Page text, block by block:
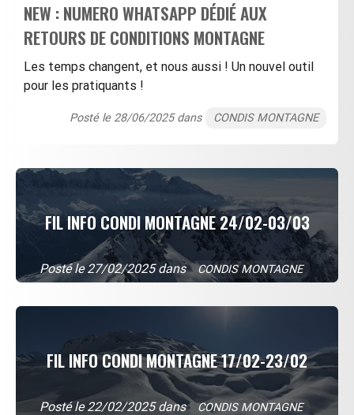
NEW : NUMERO WHATSAPP DÉDIÉ AUX
RETOURS DE CONDITIONS MONTAGNE
Les temps changent, et nous aussi ! Un nouvel outil
pour les pratiquants !
Posté le 28/06/2025 dans CONDIS MONTAGNE
FIL INFO CONDI MONTAGNE 24/02-03/03
Posté le 27/02/2025 dans CONDIS MONTAGNE
FIL INFO CONDI MONTAGNE 17/02-23/02
Posté le 22/02/2025 dans CONDIS MONTAGNE